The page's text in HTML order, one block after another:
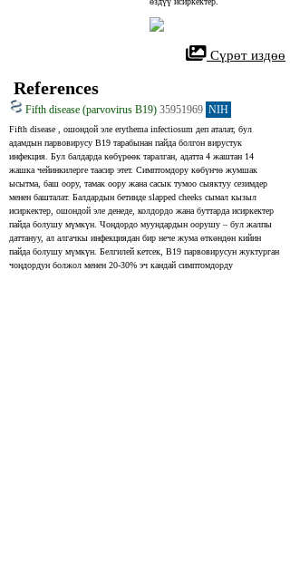
Сүрөт издөө
References
Fifth disease (parvovirus B19) 35951969 NIH
Fifth disease , ошондой эле erythema infectiosum деп аталат, бул
адамдын парвовирусу B19 тарабынан пайда болгон вирустук
инфекция. Бул балдарда көбүрөөк таралган, адатта 4 жаштан 14
жашка чейинкилерге таасир этет. Симптомдору көбүнчө жумшак
ысытма, баш оору, тамак оору жана сасык тумоо сыяктуу сезимдер
менен башталат. Балдардын бетинде slapped cheeks сымал кызыл
исиркектер, ошондой эле денеде, колдордо жана буттарда исиркектер
пайда болушу мүмкүн. Чоңдордо муундардын оорушу – бул жалпы
даттануу, ал алгачкы инфекциядан бир нече жума өткөндөн кийин
пайда болушу мүмкүн. Белгилей кетсек, В19 парвовирусун жуктурган
чоңдордун болжол менен 20-30% эч кандай симптомдорду